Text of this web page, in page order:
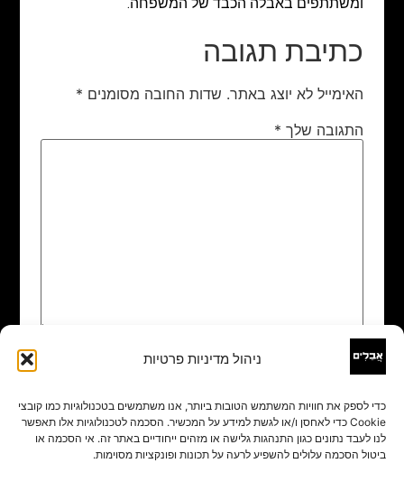
ניהול מדיניות פרטיות
כדי לספק את חוויות המשתמש הטובות ביותר, אנו משתמשים בטכנולוגיות כמו קובצי
Cookie כדי לאחסן ו/או לגשת למידע על המכשיר. הסכמה לטכנולוגיות אלו תאפשר
לנו לעבד נתונים כגון התנהגות גלישה או מזהים ייחודיים באתר זה. אי הסכמה או
ביטול הסכמה עלולים להשפיע לרעה על תכונות ופונקציות מסוימות.
כתיבת תגובה
האימייל לא יוצג באתר. שדות החובה מסומנים *
התגובה שלך *
שם
אימייל*